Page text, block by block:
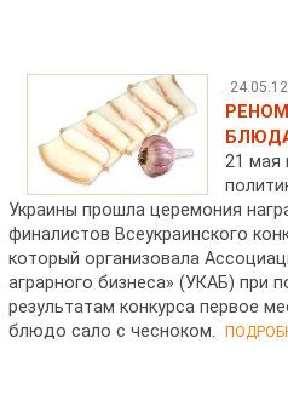
24.05.12
21 мая
Украины прошла церемония
финалистов Всеукраинского
который организовала
аграрного бизнеса» (УКАБ) при
результатам конкурса первое
блюдо сало с чесноком.